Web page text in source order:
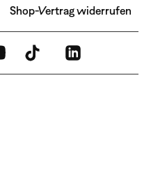
Shop-Vertrag widerrufen